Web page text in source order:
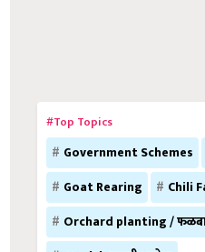
#Top Topics
Government Schemes
Goat Rearing
Chili
Orchard planting /